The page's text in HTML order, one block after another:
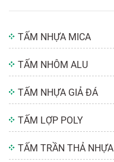
TẤM NHỰA MICA
TẤM NHÔM ALU
TẤM NHỰA GIẢ ĐÁ
TẤM LỢP POLY
TẤM TRẦN THẢ NHỰA